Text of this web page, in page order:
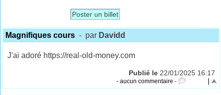
Poster un billet
Magnifiques cours - par Davidd
J'ai adoré https://real-old-money.com
Publié le 22/01/2025 16:17
- aucun commentaire - |